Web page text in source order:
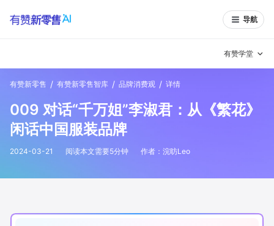
导航
有赞学堂
私域日历 增长方法
有赞说案例拆解 有赞专家说
有赞新零售 / 有赞新零售智库 / 品牌消费观 / 详情
009 对话“千万姐”李淑君：从《繁花》
闲话中国服装品牌
2024-03-21 阅读本文需要5分钟 作者： 浣昉Leo